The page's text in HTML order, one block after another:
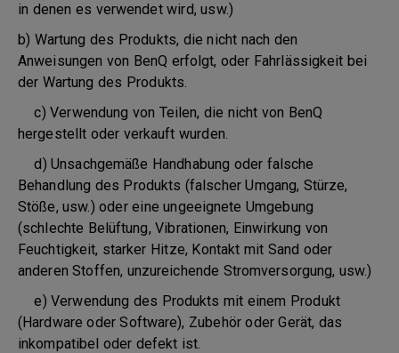
in denen es verwendet wird, usw.)
b) Wartung des Produkts, die nicht nach den
Anweisungen von BenQ erfolgt, oder Fahrlässigkeit bei
der Wartung des Produkts.
c) Verwendung von Teilen, die nicht von BenQ
hergestellt oder verkauft wurden.
d) Unsachgemäße Handhabung oder falsche
Behandlung des Produkts (falscher Umgang, Stürze,
Stöße, usw.) oder eine ungeeignete Umgebung
(schlechte Belüftung, Vibrationen, Einwirkung von
Feuchtigkeit, starker Hitze, Kontakt mit Sand oder
anderen Stoffen, unzureichende Stromversorgung, usw.)
e) Verwendung des Produkts mit einem Produkt
(Hardware oder Software), Zubehör oder Gerät, das
inkompatibel oder defekt ist.